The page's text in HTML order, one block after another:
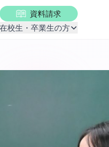
資料請求
在校生・卒業生の方